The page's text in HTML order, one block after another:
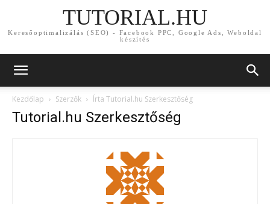
TUTORIAL.HU
Keresőoptimalizálás (SEO) - Facebook PPC, Google Ads, Weboldal
készítés
Kezdőlap Szerzők Írta Tutorial.hu Szerkesztőség
Tutorial.hu Szerkesztőség